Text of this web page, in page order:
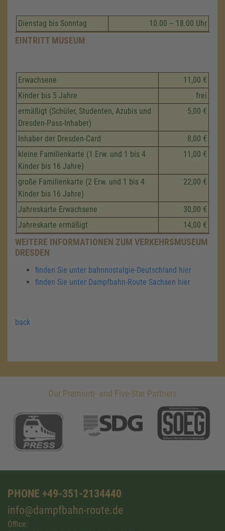
Dienstag bis Sonntag 10.00 – 18.00 Uhr
EINTRITT MUSEUM
Erwachsene
11,00 €
Kinder bis 5 Jahre
frei
ermäßigt (Schüler, Studenten, Azubis und
Dresden-Pass-Inhaber)
5,00 €
Inhaber der Dresden-Card
8,00 €
kleine Familienkarte (1 Erw. und 1 bis 4
Kinder bis 16 Jahre)
11,00 €
große Familienkarte (2 Erw. und 1 bis 4
Kinder bis 16 Jahre)
22,00 €
Jahreskarte Erwachsene
30,00 €
Jahreskarte ermäßigt
14,00 €
WEITERE INFORMATIONEN ZUM VERKEHRSMUSEUM
DRESDEN
finden Sie unter bahnnostalgie-Deutschland hier
finden Sie unter Dampfbahn-Route Sachsen hier
back
Our Premium- and Five-Star Partners
PHONE +49-351-2134440
info@dampfbahn-route.de
Office: